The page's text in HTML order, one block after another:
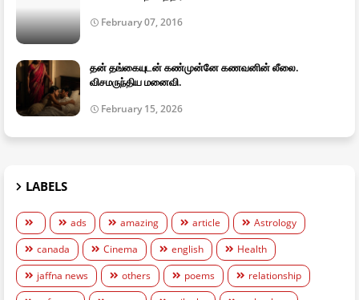
February 07, 2016
தன் தங்கையுடன் கண்முன்னே கணவனின் லீலை.
விசமருந்திய மனைவி.
February 15, 2026
LABELS
ads amazing article
Astrology
canada
Cinema english
Health
jaffna news
others poems
relationship